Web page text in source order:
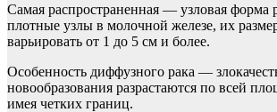
Самая распространенная — узловая
плотные узлы в молочной железе, их
варьировать от 1 до 5 см и более.
Особенность диффузного рака —
новообразования разрастаются по всей
имея четких границ.